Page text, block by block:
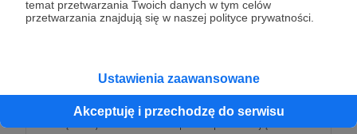
temat przetwarzania Twoich danych w tym celów
przetwarzania znajdują się w naszej polityce prywatności.
Ustawienia zaawansowane
Akceptuję i przechodzę do serwisu
🔴 wyjątkową zapowiedź wideo każdego odcinka
podcastu na dzień przed publikacją. Kto wie, może
🔴 specjalną, bo rozbudowaną, zapowiedź audio,